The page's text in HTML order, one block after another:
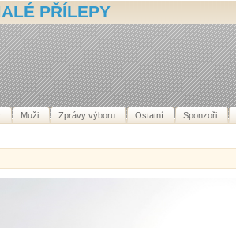
PŘÍLEPY
Muži Zprávy výboru Ostatní Sponzoři